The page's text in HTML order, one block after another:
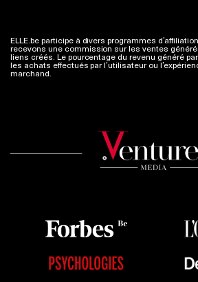
ELLE.be participe à divers programmes
recevons une commission sur les ventes
liens créés. Le pourcentage du revenu généré
les achats effectués par l’utilisateur ou
marchand. Plus d'infos